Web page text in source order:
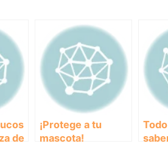
de
¡Protege a tu
mascota!